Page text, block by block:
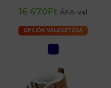
16 670Ft ÁFA-val
OPCIÓK VÁLASZTÁSA